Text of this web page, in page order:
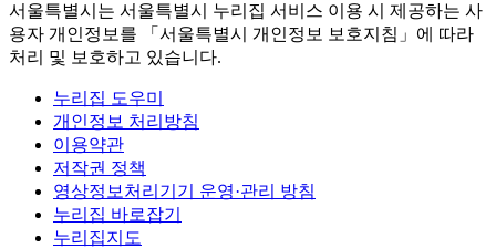
서울특별시는 서울특별시 누리집 서비스 이용 시 제공하는 사
용자 개인정보를 「서울특별시 개인정보 보호지침」에 따라
처리 및 보호하고 있습니다.
누리집 도우미
개인정보 처리방침
이용약관
저작권 정책
영상정보처리기기 운영·관리 방침
누리집 바로잡기
누리집지도